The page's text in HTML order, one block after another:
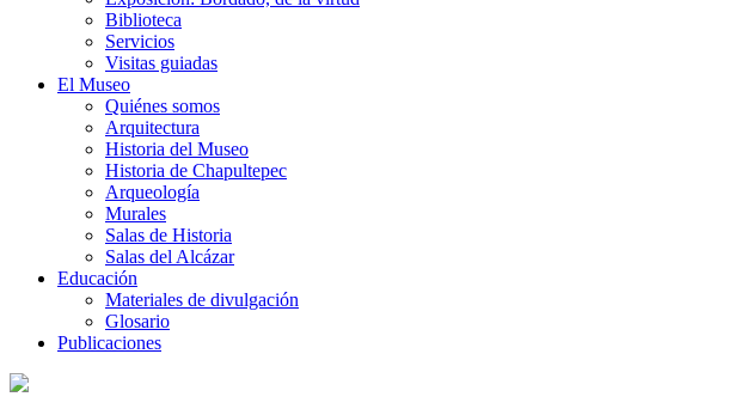
Biblioteca
Servicios
Visitas guiadas
El Museo
Quiénes somos
Arquitectura
Historia del Museo
Historia de Chapultepec
Arqueología
Murales
Salas de Historia
Salas del Alcázar
Educación
Materiales de divulgación
Glosario
Publicaciones